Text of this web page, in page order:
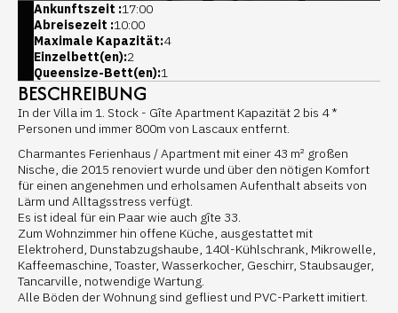
Ankunftszeit :17:00
Abreisezeit :10:00
Maximale Kapazität:4
Einzelbett(en):2
Queensize-Bett(en):1
BESCHREIBUNG
In der Villa im 1. Stock - Gîte Apartment Kapazität 2 bis 4 *
Personen und immer 800m von Lascaux entfernt.
Charmantes Ferienhaus / Apartment mit einer 43 m² großen
Nische, die 2015 renoviert wurde und über den nötigen Komfort
für einen angenehmen und erholsamen Aufenthalt abseits von
Lärm und Alltagsstress verfügt.
Es ist ideal für ein Paar wie auch gîte 33.
Zum Wohnzimmer hin offene Küche, ausgestattet mit
Elektroherd, Dunstabzugshaube, 140l-Kühlschrank, Mikrowelle,
Kaffeemaschine, Toaster, Wasserkocher, Geschirr, Staubsauger,
Tancarville, notwendige Wartung.
Alle Böden der Wohnung sind gefliest und PVC-Parkett imitiert.